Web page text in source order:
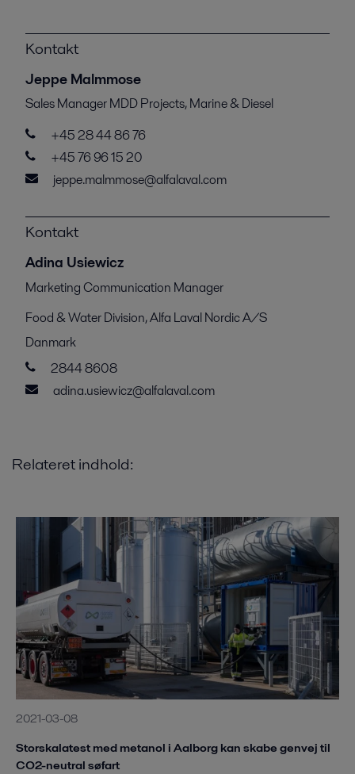
Kontakt
Jeppe Malmmose
Sales Manager MDD Projects, Marine & Diesel
+45 28 44 86 76
+45 76 96 15 20
jeppe.malmmose@alfalaval.com
Kontakt
Adina Usiewicz
Marketing Communication Manager
Food & Water Division, Alfa Laval Nordic A/S
Danmark
2844 8608
adina.usiewicz@alfalaval.com
Relateret indhold:
2021-03-08
Storskalatest med metanol i Aalborg kan skabe genvej til
CO2-neutral søfart